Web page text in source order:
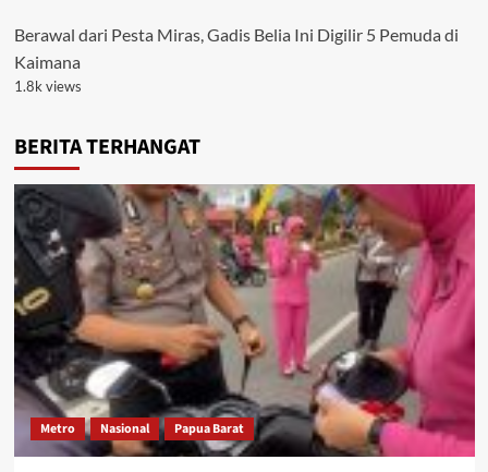
Berawal dari Pesta Miras, Gadis Belia Ini Digilir 5 Pemuda di
Kaimana
1.8k views
BERITA TERHANGAT
Metro Nasional Papua Barat